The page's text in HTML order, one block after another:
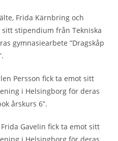
Frida Kärnbring och
stipendium från Tekniska
gymnasiearbete ”Dragskåp
Persson fick ta emot sitt
i Helsingborg för deras
årskurs 6”.
Gavelin fick ta emot sitt